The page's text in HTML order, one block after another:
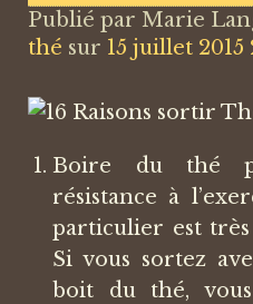
Publié par Marie
thé sur 15 juillet 2015
Boire du thé
résistance à
particulier est
Si vous sortez
boit du thé,